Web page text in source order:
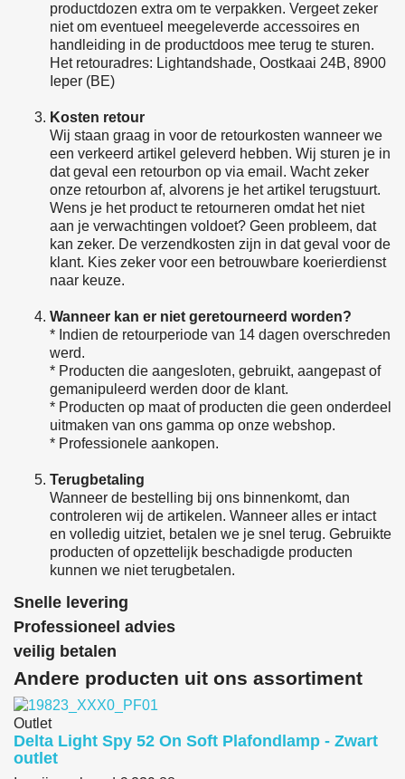
productdozen extra om te verpakken. Vergeet zeker
niet om eventueel meegeleverde accessoires en
handleiding in de productdoos mee terug te sturen.
Het retouradres: Lightandshade, Oostkaai 24B, 8900
Ieper (BE)
Kosten retour
Wij staan graag in voor de retourkosten wanneer we
een verkeerd artikel geleverd hebben. Wij sturen je in
dat geval een retourbon op via email. Wacht zeker
onze retourbon af, alvorens je het artikel terugstuurt.
Wens je het product te retourneren omdat het niet
aan je verwachtingen voldoet? Geen probleem, dat
kan zeker. De verzendkosten zijn in dat geval voor de
klant. Kies zeker voor een betrouwbare koerierdienst
naar keuze.
Wanneer kan er niet geretourneerd worden?
* Indien de retourperiode van 14 dagen overschreden
werd.
* Producten die aangesloten, gebruikt, aangepast of
gemanipuleerd werden door de klant.
* Producten op maat of producten die geen onderdeel
uitmaken van ons gamma op onze webshop.
* Professionele aankopen.
Terugbetaling
Wanneer de bestelling bij ons binnenkomt, dan
controleren wij de artikelen. Wanneer alles er intact
en volledig uitziet, betalen we je snel terug. Gebruikte
producten of opzettelijk beschadigde producten
kunnen we niet terugbetalen.
Snelle levering
Professioneel advies
veilig betalen
Andere producten uit ons assortiment
Outlet
Delta Light Spy 52 On Soft Plafondlamp - Zwart
outlet